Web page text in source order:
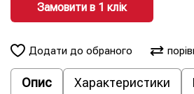
Замовити в 1 клiк
Додати до обраного
Опис Характеристики